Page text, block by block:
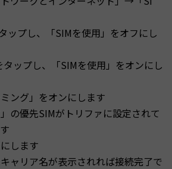
ップし、「SIMを使用」をオフにし
ップし、「SIMを使用」をオンにし
ング」をオンにします
の優先SIMがトリファに設定されて
します
ャリア名が表示されれば接続完了で